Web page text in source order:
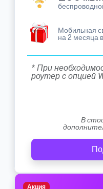
Мобильная
на 2 месяца
* При
роутер с опцией
В
Акция